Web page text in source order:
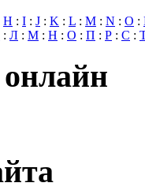
H : I : J : K : L : M : N : O :
: Л : М : Н : О : П : Р : С :